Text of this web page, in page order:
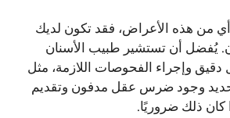
من هذه الأعراض، فقد تكون لديك
أن تستشير طبيب الأسنان
دقيق وإجراء الفحوصات اللازمة، مثل
وجود ضرس عقل مدفون وتقديم
كان ذلك ضروريًا.